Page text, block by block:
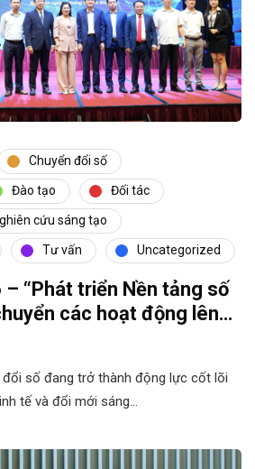
Chuyển đổi số
Đào tạo Đối tác
cứu sáng tạo
Tư vấn Uncategorized
– “Phát triển Nền tảng số
các hoạt động lên
đổi số đang trở thành động lực cốt lõi
tế và đổi mới sáng…